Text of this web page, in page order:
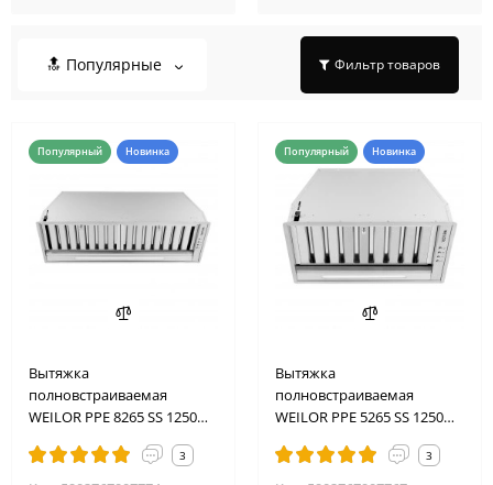
🔝 Популярные Фильтр товаров
Популярный Новинка
Вытяжка
полновстраиваемая
WEILOR PPE 8265 SS 1250
3
Популярный Новинка
Вытяжка
полновстраиваемая
WEILOR PPE 5265 SS 1250
3